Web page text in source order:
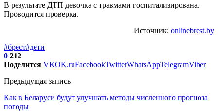
В результате ДТП девочка с травмами госпитализирована.
Проводится проверка.
Источник: onlinebrest.by
#брест#дети
0 212
Поделится VKOK.ruFacebookTwitterWhatsAppTelegramViber
Предыдущая запись
Как в Беларуси будут улучшать методы численного прогноза
погоды